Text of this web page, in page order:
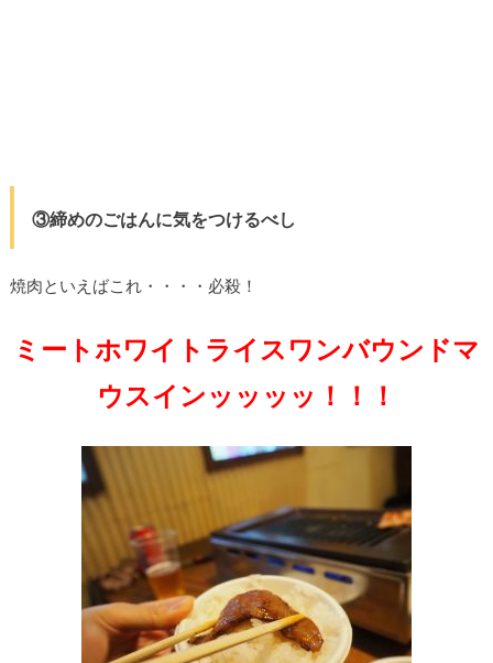
③締めのごはんに気をつけるべし
焼肉といえばこれ・・・・必殺！
ミートホワイトライスワンバウンドマ
ウスインッッッッ！！！